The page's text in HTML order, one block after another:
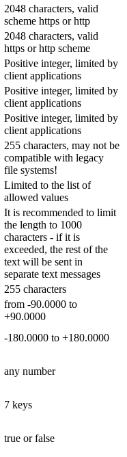
2048 characters, valid
scheme https or http
2048 characters, valid
https or http scheme
Positive integer, limited by
client applications
Positive integer, limited by
client applications
Positive integer, limited by
client applications
255 characters, may not be
compatible with legacy
file systems!
Limited to the list of
allowed values
It is recommended to limit
the length to 1000
characters - if it is
exceeded, the rest of the
text will be sent in
separate text messages
255 characters
from -90.0000 to
+90.0000
-180.0000 to +180.0000
any number
7 keys
true or false